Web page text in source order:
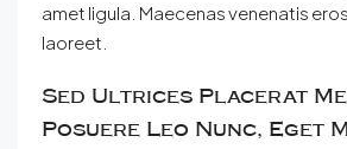
amet ligula. Maecenas venenatis
laoreet.
Sed Ultrices Placerat
Posuere Leo Nunc, Eget